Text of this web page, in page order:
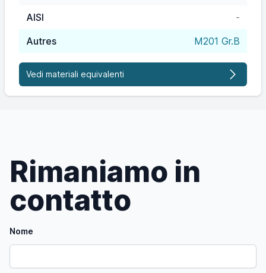
AISI
-
Autres
M201 Gr.B
Vedi materiali equivalenti
Rimaniamo in
contatto
Nome